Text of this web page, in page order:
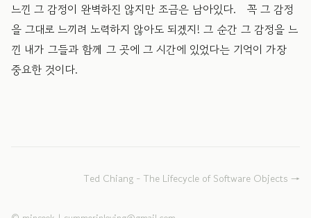
느낀 그 감정이 완벽하진 않지만 조금은 남아있다. 꼭 그 감정
을 그대로 느끼려 노력하지 않아도 되겠지! 그 순간 그 감정을 느
낀 내가 그들과 함께 그 곳에 그 시간에 있었다는 기억이 가장
중요한 것이다.
Ted Chiang - The Lifecycle of Software Objects →